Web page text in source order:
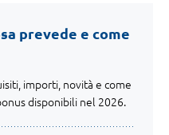
prevede e come
importi, novità e come
disponibili nel 2026.